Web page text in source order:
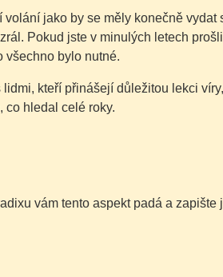
jako by se měly konečně
Pokud jste v minulých letech
všechno bylo nutné.
kteří přinášejí důležitou lekci
co hledal celé roky.
vám tento aspekt padá a